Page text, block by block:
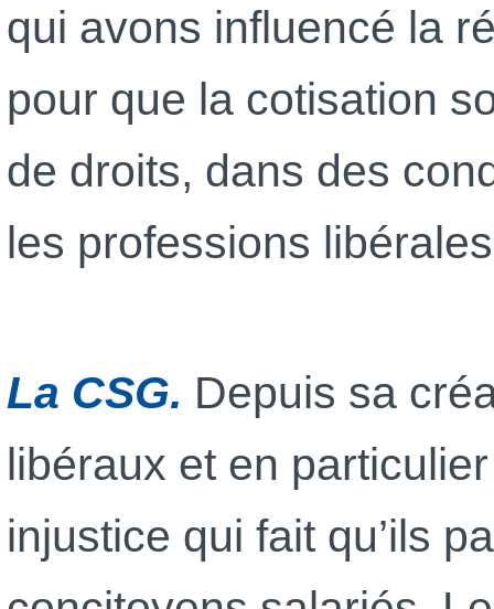
qui avons influencé la
pour que la cotisation
de droits, dans des
les professions
La CSG. Depuis sa
libéraux et en
injustice qui fait qu’ils